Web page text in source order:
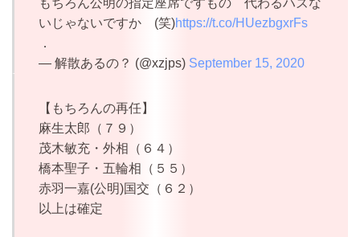
もちろん公明の指定座席ですもの 代わるハズな
いじゃないですか (笑)https://t.co/HUezbgxrFs
．
— 解散あるの？ (@xzjps) September 15, 2020
【もちろんの再任】
麻生太郎（７９）
茂木敏充・外相（６４）
橋本聖子・五輪相（５５）
赤羽一嘉(公明)国交（６２）
以上は確定